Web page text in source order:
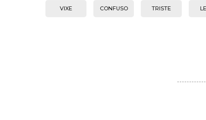
VIXE CONFUSO TRISTE